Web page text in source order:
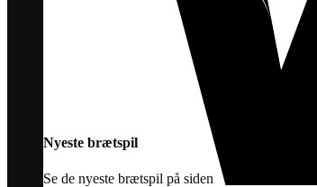
Nyeste brætspil
Se de nyeste brætspil på siden